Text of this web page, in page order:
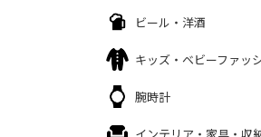
ビール・洋酒
キッズ・ベビーファッ
腕時計